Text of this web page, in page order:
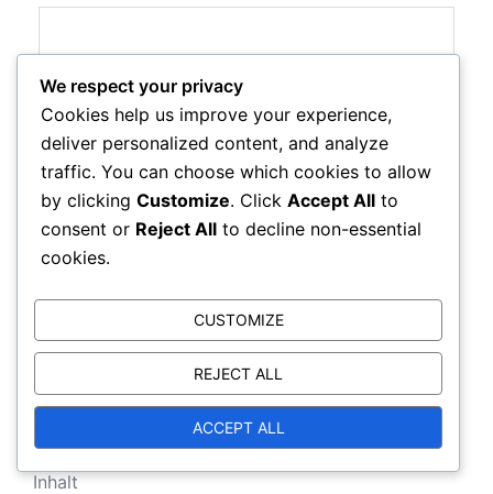
Save my name, email, and website in this browser
for the next time I comment.
Links
Inhalt
We respect your privacy
Cookies help us improve your experience,
deliver personalized content, and analyze
traffic. You can choose which cookies to allow
by clicking Customize. Click Accept All to
consent or Reject All to decline non-essential
cookies.
CUSTOMIZE
REJECT ALL
ACCEPT ALL